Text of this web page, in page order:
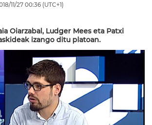
11/27 00:36 (UTC+1)
Oiarzabal, Ludger Mees eta Patxi
izango ditu platoan.